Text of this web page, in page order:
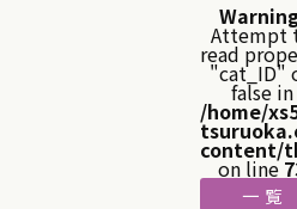
Attempt
read
"cat_ID"
false in
/home/
content/
on line
一 覧